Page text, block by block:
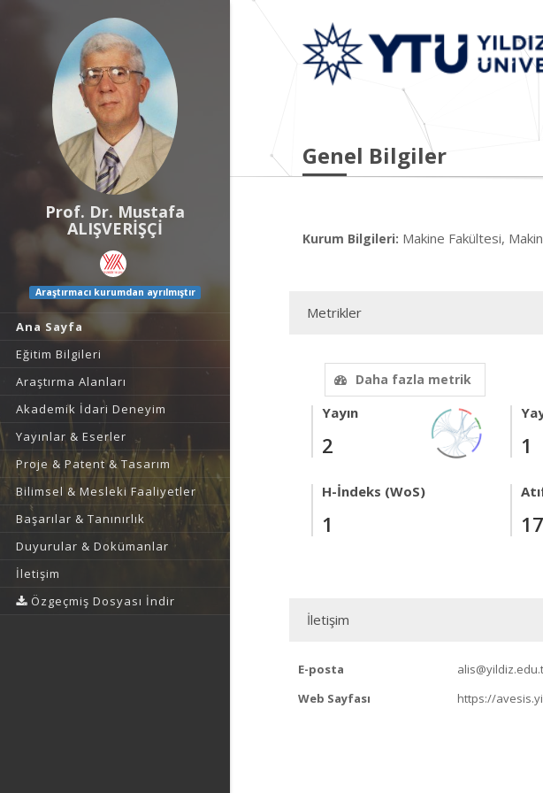
Prof. Dr. Mustafa
ALIŞVERİŞÇİ
Araştırmacı kurumdan ayrılmıştır
Ana Sayfa
Eğitim Bilgileri
Araştırma Alanları
Akademik İdari Deneyim
Yayınlar & Eserler
Proje & Patent & Tasarım
Bilimsel & Mesleki Faaliyetler
Başarılar & Tanınırlık
Duyurular & Dokümanlar
İletişim
Özgeçmiş Dosyası İndir
Genel Bilgiler
Kurum Bilgileri: Makine Fakültesi,
Metrikler
Daha fazla metrik
Yayın
2 1
H-İndeks (WoS)
1 17
İletişim
E-posta
Web Sayfası
https://